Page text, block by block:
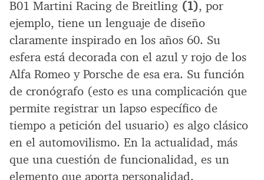
B01 Martini Racing de Breitling (1), por
ejemplo, tiene un lenguaje de diseño
claramente inspirado en los años 60. Su
esfera está decorada con el azul y rojo de los
Alfa Romeo y Porsche de esa era. Su función
de cronógrafo (esto es una complicación que
permite registrar un lapso específico de
tiempo a petición del usuario) es algo clásico
en el automovilismo. En la actualidad, más
que una cuestión de funcionalidad, es un
elemento que aporta personalidad.